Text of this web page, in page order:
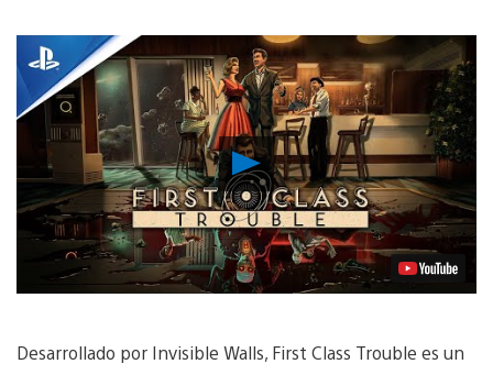
Reproducir
vídeo
Desarrollado por Invisible Walls, First Class Trouble es un